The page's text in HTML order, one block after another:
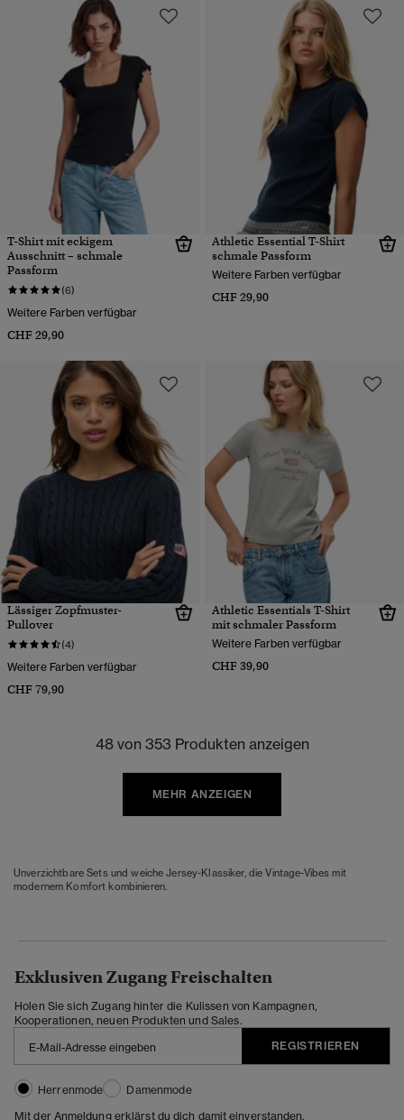
T-Shirt mit eckigem
Ausschnitt – schmale
Passform
(6)
Weitere Farben verfügbar
CHF 29,90
Athletic Essential T-Shirt
schmale Passform
Weitere Farben verfügbar
CHF 29,90
Lässiger Zopfmuster-
Pullover
(4)
Weitere Farben verfügbar
CHF 79,90
Athletic Essentials T-Shirt
mit schmaler Passform
Weitere Farben verfügbar
CHF 39,90
48 von 353 Produkten anzeigen
MEHR ANZEIGEN
Unverzichtbare Sets und weiche Jersey-Klassiker, die Vintage-Vibes mit
modernem Komfort kombinieren.
Exklusiven Zugang Freischalten
Holen Sie sich Zugang hinter die Kulissen von Kampagnen,
Kooperationen, neuen Produkten und Sales.
REGISTRIEREN
Herrenmode
Damenmode
Mit der Anmeldung erklärst du dich damit einverstanden,